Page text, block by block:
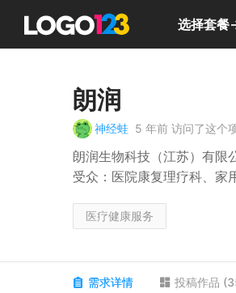
选择套餐
朗润
神经蛙 5 年前 访问了这个
朗润生物科技（江苏）有限
受众：医院康复理疗科、家
医疗健康服务
需求详情 投稿作品 (